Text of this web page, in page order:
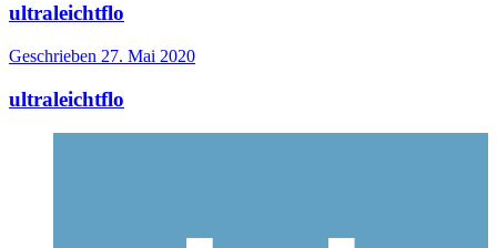
ultraleichtflo
Geschrieben 27. Mai 2020
ultraleichtflo